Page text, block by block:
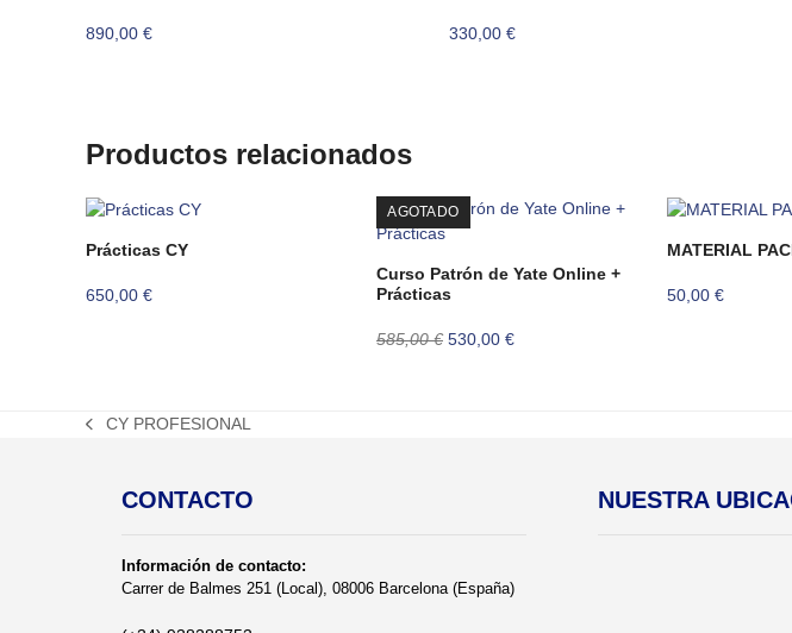
890,00 € 330,00 €
Productos relacionados
Prácticas CY
650,00 €
AGOTADO
Curso Patrón de Yate Online +
Prácticas
585,00€ El
530,00 €El
MATERIAL
50,00 €
previous
CY PROFESIONAL
CONTACTO
Información de contacto:
Carrer de Balmes 251 (Local), 08006 Barcelona (España)
NUESTRA